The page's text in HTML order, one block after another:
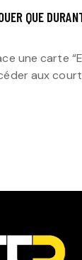
QUE
une carte
aux